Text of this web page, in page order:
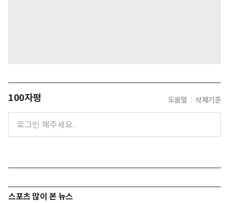
100자평 도움말 삭제기준
스포츠 많이 본 뉴스